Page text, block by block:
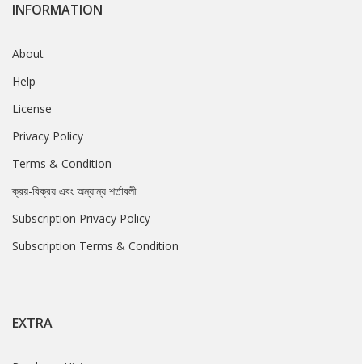
INFORMATION
About
Help
License
Privacy Policy
Terms & Condition
ক্রয়-বিক্রয় এবং অন্যান্য শর্তাবলী
Subscription Privacy Policy
Subscription Terms & Condition
EXTRA